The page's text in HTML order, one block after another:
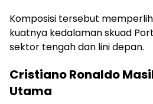
Komposisi tersebut
kuatnya kedalaman skuad
sektor tengah dan lini depan.
Cristiano Ronaldo
Utama